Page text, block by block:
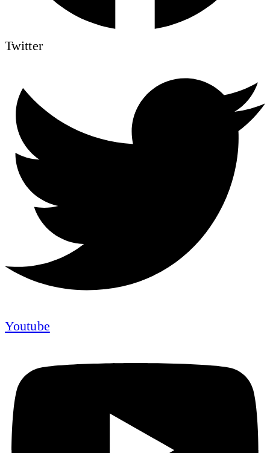
Twitter
Youtube